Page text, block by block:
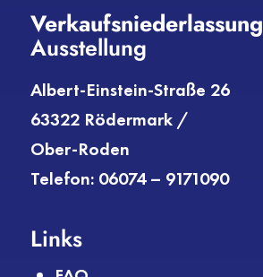
Verkaufs­niederlassung
Ausstellung
Albert-Einstein-Straße 26
63322 Rödermark /
Ober-Roden
Telefon: 06074 – 9171090
Links